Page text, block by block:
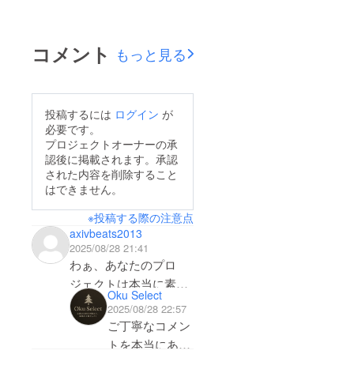
コメント もっと見る
投稿するには ログイン が
必要です。
プロジェクトオーナーの承
認後に掲載されます。承認
された内容を削除すること
はできません。
※投稿する際の注意点
axivbeats2013
2025/08/28 21:41
わぁ、あなたのプロ
ジェクトは本当に素晴
らしいですね！正直に
言うと、あなたのアイ
デアにとても興味を持
Oku Select
2025/08/28 22:57
ご丁寧なコメン
トを本当にあり